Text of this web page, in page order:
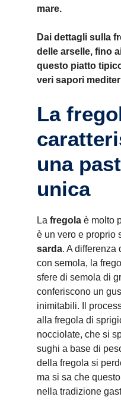
mare.
Dai dettagli sulla
delle arselle, fino
questo piatto
veri sapori
La
una
unica
La fregola è molto
è un vero e proprio
sarda. A differenza
con semola, la
sfere di semola di
conferiscono un
inimitabili. Il
alla fregola di
nocciolate, che si
sughi a base di
della fregola si
ma si sa che
nella tradizione